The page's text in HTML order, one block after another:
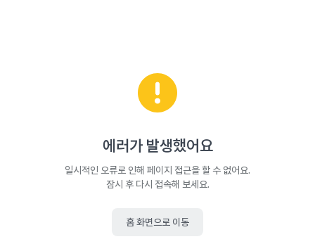
에러가 발생했어요
일시적인 오류로 인해 페이지 접근을 할 수 없어요.
잠시 후 다시 접속해 보세요.
홈 화면으로 이동